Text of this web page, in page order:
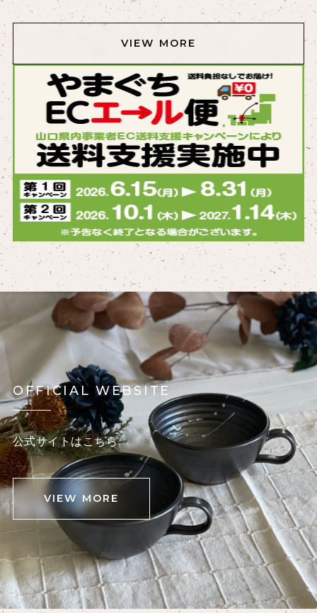
VIEW MORE
OFFICIAL WEBSITE
公式サイトはこちら
VIEW MORE